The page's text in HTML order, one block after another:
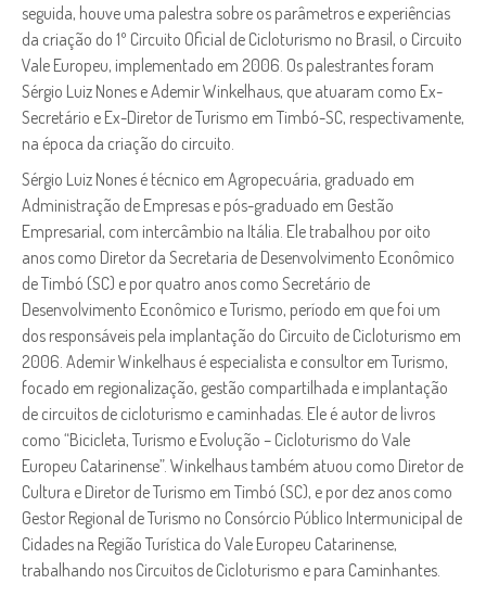
seguida, houve uma palestra sobre os parâmetros e experiências
da criação do 1º Circuito Oficial de Cicloturismo no Brasil, o Circuito
Vale Europeu, implementado em 2006. Os palestrantes foram
Sérgio Luiz Nones e Ademir Winkelhaus, que atuaram como Ex-
Secretário e Ex-Diretor de Turismo em Timbó-SC, respectivamente,
na época da criação do circuito.
Sérgio Luiz Nones é técnico em Agropecuária, graduado em
Administração de Empresas e pós-graduado em Gestão
Empresarial, com intercâmbio na Itália. Ele trabalhou por oito
anos como Diretor da Secretaria de Desenvolvimento Econômico
de Timbó (SC) e por quatro anos como Secretário de
Desenvolvimento Econômico e Turismo, período em que foi um
dos responsáveis pela implantação do Circuito de Cicloturismo em
2006. Ademir Winkelhaus é especialista e consultor em Turismo,
focado em regionalização, gestão compartilhada e implantação
de circuitos de cicloturismo e caminhadas. Ele é autor de livros
como “Bicicleta, Turismo e Evolução – Cicloturismo do Vale
Europeu Catarinense”. Winkelhaus também atuou como Diretor de
Cultura e Diretor de Turismo em Timbó (SC), e por dez anos como
Gestor Regional de Turismo no Consórcio Público Intermunicipal de
Cidades na Região Turística do Vale Europeu Catarinense,
trabalhando nos Circuitos de Cicloturismo e para Caminhantes.